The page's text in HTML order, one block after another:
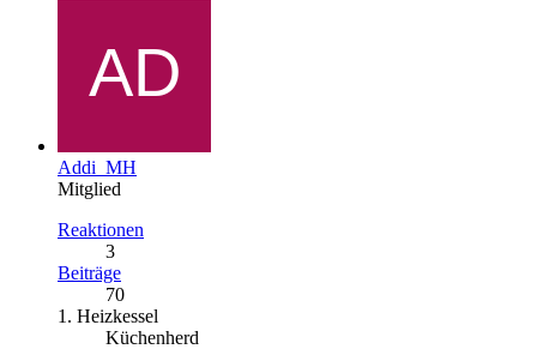
Addi_MH
Mitglied
Reaktionen
3
Beiträge
70
1. Heizkessel
Küchenherd